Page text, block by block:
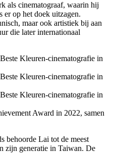
als cinematograaf, waarin hij
er op het doek uitzagen.
maar ook artistiek bij aan
die later internationaal
Kleuren-cinematografie in
Kleuren-cinematografie in
Kleuren-cinematografie in
Award in 2022, samen
behoorde Lai tot de meest
zijn generatie in Taiwan. De